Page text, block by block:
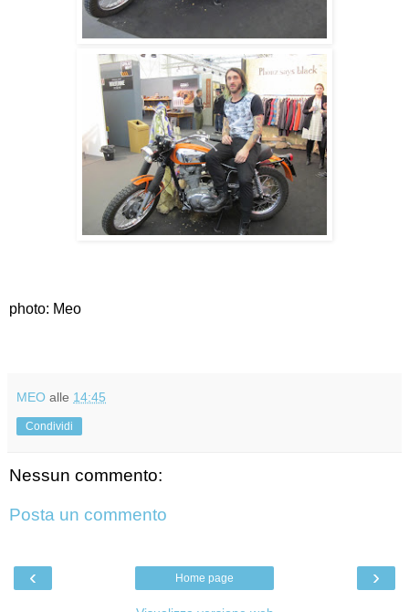
photo: Meo
MEO alle 14:45
Condividi
Nessun commento:
Posta un commento
‹ ›
Home page